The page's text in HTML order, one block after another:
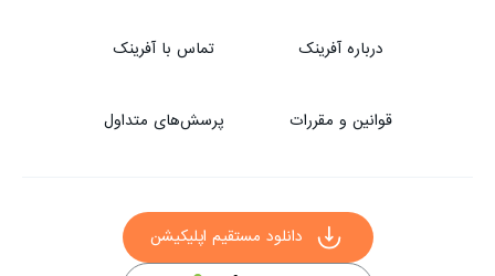
درباره آفرینک تماس با آفرینک
قوانین و مقررات پرسش‌های متداول
دانلود مستقیم اپلیکیشن